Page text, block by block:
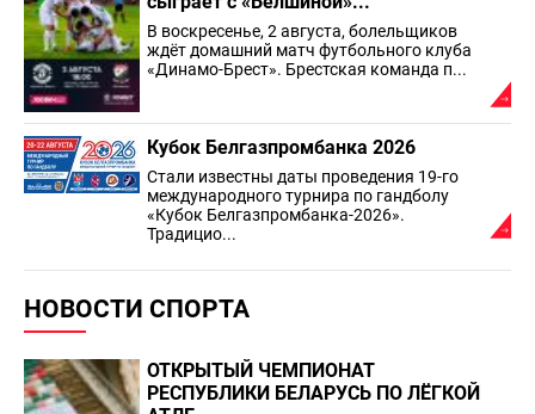
В воскресенье, 2 августа, болельщиков
ждёт домашний матч футбольного клуба
«Динамо-Брест». Брестская команда п...
Кубок Белгазпромбанка 2026
Стали известны даты проведения 19-го
международного турнира по гандболу
«Кубок Белгазпромбанка-2026».
Традицио...
НОВОСТИ СПОРТА
ОТКРЫТЫЙ ЧЕМПИОНАТ
РЕСПУБЛИКИ БЕЛАРУСЬ ПО ЛЁГКОЙ